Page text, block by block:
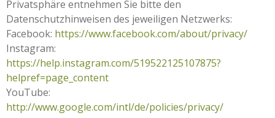
Privatsphäre entnehmen Sie bitte den
Datenschutzhinweisen des jeweiligen Netzwerks:
Facebook: https://www.facebook.com/about/privacy/
Instagram:
https://help.instagram.com/519522125107875?
helpref=page_content
YouTube:
http://www.google.com/intl/de/policies/privacy/